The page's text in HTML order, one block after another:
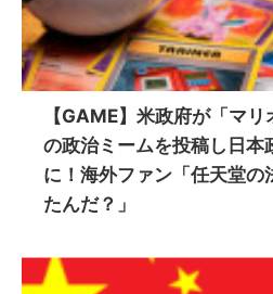
【GAME】米政府が「マリ
の政治ミームを投稿し日本
に！海外ファン「任天堂の
たんだ？」